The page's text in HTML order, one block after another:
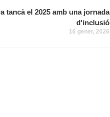
tancà el 2025 amb una jornada
d'inclusió
16 gener, 2026